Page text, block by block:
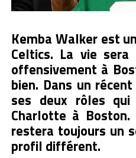
Kemba Walker est
Celtics. La vie
offensivement à
bien. Dans un
ses deux rôles
Charlotte à
restera toujours un
profil différent.